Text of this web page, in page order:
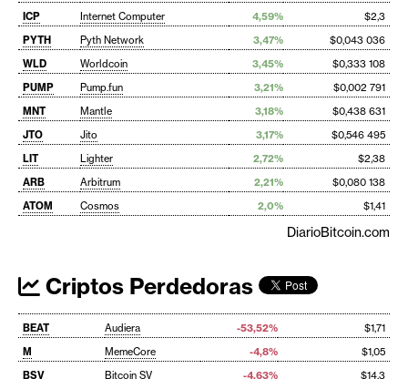
ICP
Internet Computer 4,59%
$2,3
PYTH
Pyth Network 3,47%
$0,043 036
WLD
Worldcoin 3,45%
$0,333 108
PUMP
Pump.fun 3,21%
$0,002 791
MNT
Mantle 3,18%
$0,438 631
JTO
Jito 3,17%
$0,546 495
LIT
Lighter 2,72%
$2,38
ARB
Arbitrum 2,21%
$0,080 138
ATOM
Cosmos 2,0% $1,41
DiarioBitcoin.com
Criptos Perdedoras
BEAT Audiera -53,52%
$1,71
M
MemeCore -4,8%
$1,05
BSV
Bitcoin SV -4,63% $14,3